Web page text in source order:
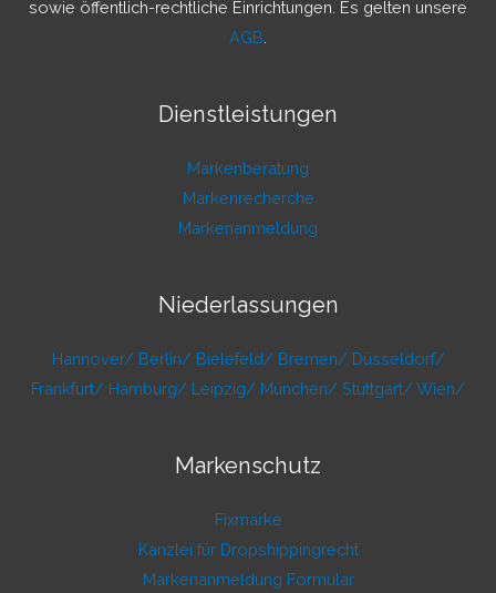
sowie öffentlich-rechtliche Einrichtungen. Es gelten unsere
AGB
Dienstleistungen
Markenberatung
Markenrecherche
Markenanmeldung
Niederlassungen
Hannover/ Berlin/ Bielefeld/ Bremen/ Düsseldorf/
Frankfurt/ Hamburg/ Leipzig/ München/ Stuttgart/ Wien/
Markenschutz
Fixmarke
Kanzlei für Dropshippingrecht
Markenanmeldung Formular